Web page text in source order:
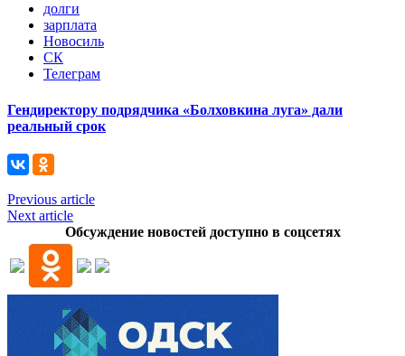
долги
зарплата
Новосиль
СК
Телеграм
Гендиректору подрядчика «Болховкина луга» дали
реальный срок
Previous article
Next article
Обсуждение новостей доступно в соцсетях